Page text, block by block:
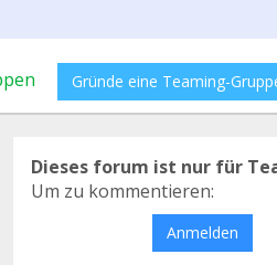
Gründe eine Teaming-
Dieses forum ist nur für
Um zu kommentieren:
Anmelden